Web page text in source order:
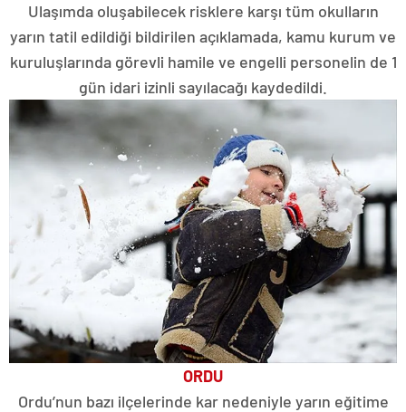
Ulaşımda oluşabilecek risklere karşı tüm okulların
yarın tatil edildiği bildirilen açıklamada, kamu kurum ve
kuruluşlarında görevli hamile ve engelli personelin de 1
gün idari izinli sayılacağı kaydedildi.
ORDU
Ordu’nun bazı ilçelerinde kar nedeniyle yarın eğitime